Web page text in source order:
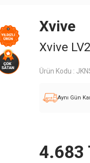
Xvive
Xvive
Ürün Kodu :
Aynı Gün
4.683